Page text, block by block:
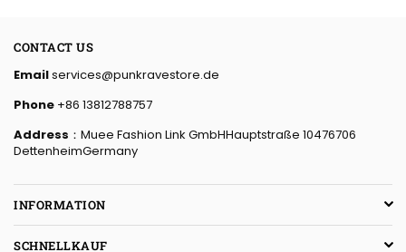
CONTACT US
Emailservices@punkravestore.de
Phone +86 13812788757
Address ：Muee Fashion Link GmbHHauptstraße 10476706
DettenheimGermany
INFORMATION
SCHNELLKAUF